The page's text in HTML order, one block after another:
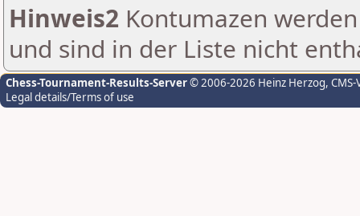
Hinweis2 Kontumazen
und sind in der Liste nicht
Chess-Tournament-Results-Server© 2006-2026 Heinz Herzog,
Legal details/Terms of use